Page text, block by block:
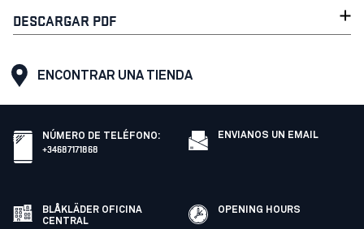
DESCARGAR PDF
ENCONTRAR UNA TIENDA
NÚMERO DE TELÉFONO:
+34687171868
ENVIANOS UN EMAIL
BLÅKLÄDER OFICINA
CENTRAL
OPENING HOURS